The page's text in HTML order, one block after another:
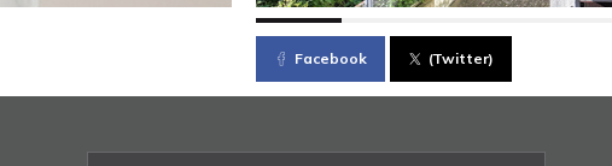
Facebook (Twitter)